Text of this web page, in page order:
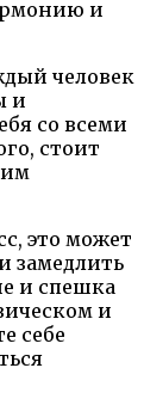
и
человек
и
со всеми
стоит
это может
замедлить
и спешка
и
себе